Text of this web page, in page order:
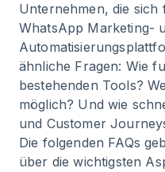
Unternehmen, die sich
WhatsApp Marketing-
ähnliche Fragen: Wie
bestehenden Tools?
möglich? Und wie
und Customer
Die folgenden FAQs
über die wichtigsten